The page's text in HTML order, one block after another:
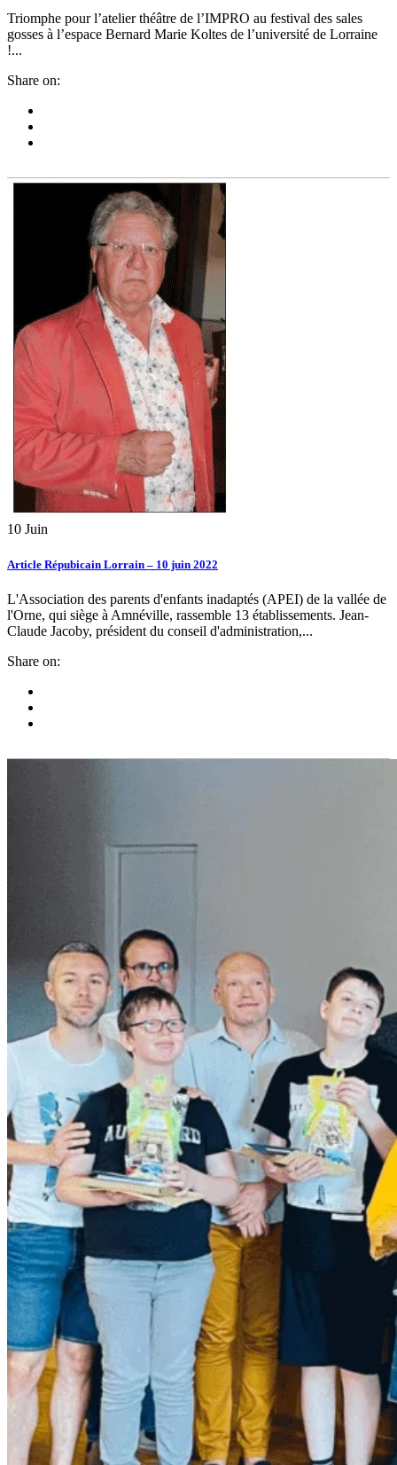
Triomphe pour l’atelier théâtre de l’IMPRO au festival des sales
gosses à l’espace Bernard Marie Koltes de l’université de Lorraine
!...
Share on:
10 Juin
Article Répubicain Lorrain – 10 juin 2022
L'Association des parents d'enfants inadaptés (APEI) de la vallée de
l'Orne, qui siège à Amnéville, rassemble 13 établissements. Jean-
Claude Jacoby, président du conseil d'administration,...
Share on: